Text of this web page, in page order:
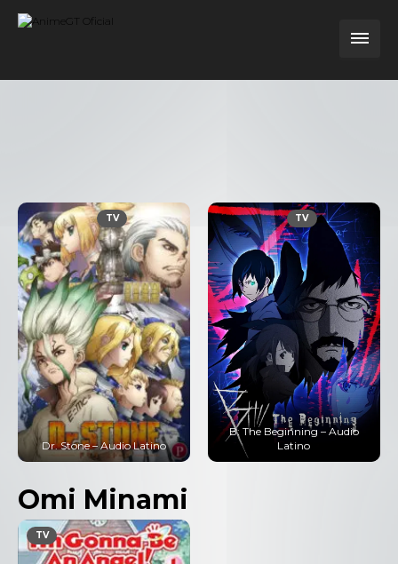
TV
Dr. Stone – Audio Latino
TV
B: The Beginning – Audio
Latino
Omi Minami
TV